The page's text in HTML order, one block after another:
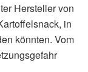
Hersteller von
in
könnten. Vom